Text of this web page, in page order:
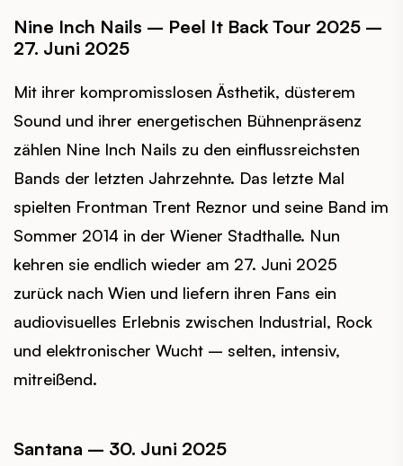
Nine Inch Nails – Peel It Back Tour 2025 –
27. Juni 2025
Mit ihrer kompromisslosen Ästhetik, düsterem
Sound und ihrer energetischen Bühnenpräsenz
zählen Nine Inch Nails zu den einflussreichsten
Bands der letzten Jahrzehnte. Das letzte Mal
spielten Frontman Trent Reznor und seine Band im
Sommer 2014 in der Wiener Stadthalle. Nun
kehren sie endlich wieder am 27. Juni 2025
zurück nach Wien und liefern ihren Fans ein
audiovisuelles Erlebnis zwischen Industrial, Rock
und elektronischer Wucht – selten, intensiv,
mitreißend.
Santana – 30. Juni 2025